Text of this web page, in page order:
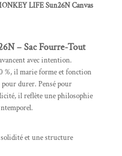
LIFE Sun26N Canvas
– Sac Fourre-Tout
avec intention.
%, il marie forme et fonction
durer. Pensé pour
il reflète une philosophie
et une structure